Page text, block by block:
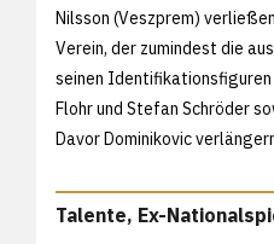
Nilsson (Veszprem)
Verein, der zumindest die
seinen
Flohr und Stefan Schröder
Davor Dominikovic
Talente, Ex-